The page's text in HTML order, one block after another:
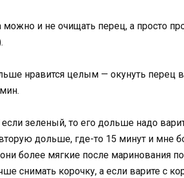
можно и не очищать перец, а просто
нравится целым — окунуть перец
зеленый, то его дольше надо
дольше, где-то 15 минут и мне
более мягкие после маринования
снимать корочку, а если варите с